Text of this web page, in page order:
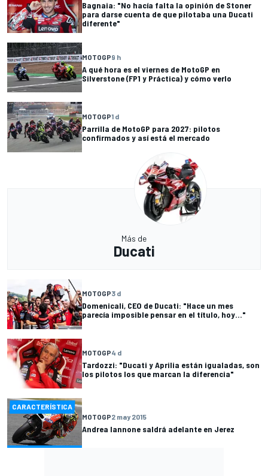
Bagnaia: "No hacía falta la opinión de Stoner
para darse cuenta de que pilotaba una Ducati
diferente"
MOTOGP9 h
A qué hora es el viernes de MotoGP en
Silverstone (FP1 y Práctica) y cómo verlo
MOTOGP1 d
Parrilla de MotoGP para 2027: pilotos
confirmados y así está el mercado
Más de
Ducati
MOTOGP3 d
Domenicali, CEO de Ducati: "Hace un mes
parecía imposible pensar en el título, hoy..."
MOTOGP4 d
Tardozzi: "Ducati y Aprilia están igualadas, son
los pilotos los que marcan la diferencia"
CARACTERÍSTICA
MOTOGP2 may 2015
Andrea Iannone saldrá adelante en Jerez